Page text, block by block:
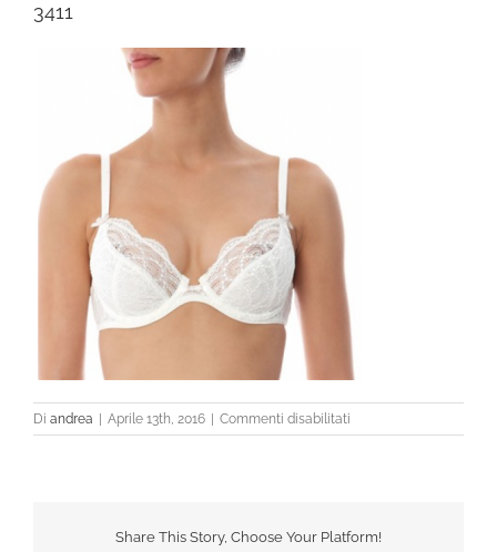
3411
Di andrea Aprile 13th, 2016 Commenti disabilitati
3411
Share This Story, Choose Your Platform!